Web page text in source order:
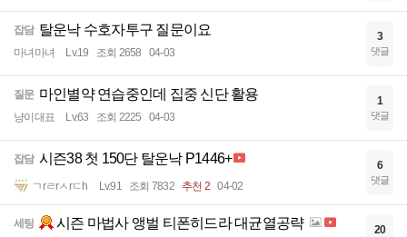
잡담 탈운낙 수호자투구 질문이요
마녀마녀 Lv.19 조회 2658 04-03
3
댓글
질문 마인별약 연습중인데 집중 신단 활용
냥이대표 Lv.63 조회 2225 04-03
1
댓글
잡담 시즌38 첫 150단 탈운낙 P1446+
ㄱrㄹrㅅrㄷh Lv.91 조회 7832 추천 2 04-02
6
댓글
세팅 시즌 마법사 앵벌 티폰히드라 대균열공략 20